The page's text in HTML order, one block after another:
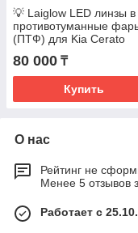
💡 Laiglow LED линзы в
противотуманные
(ПТФ) для Kia Cerato
80 000 ₸
Купить
О нас
Рейтинг не
Менее 5 отзывов
Работает с